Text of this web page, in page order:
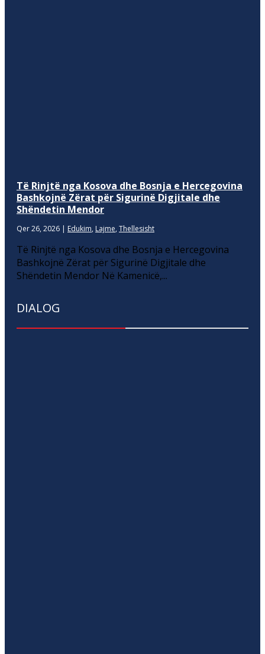
Të Rinjtë nga Kosova dhe Bosnja e Hercegovina
Bashkojnë Zërat për Sigurinë Digjitale dhe
Shëndetin Mendor
Qer 26, 2026 | Edukim, Lajme, Thellesisht
Të Rinjtë nga Kosova dhe Bosnja e Hercegovina
Bashkojnë Zërat për Sigurinë Digjitale dhe
Shëndetin Mendor Në Kamenicë,...
DIALOG